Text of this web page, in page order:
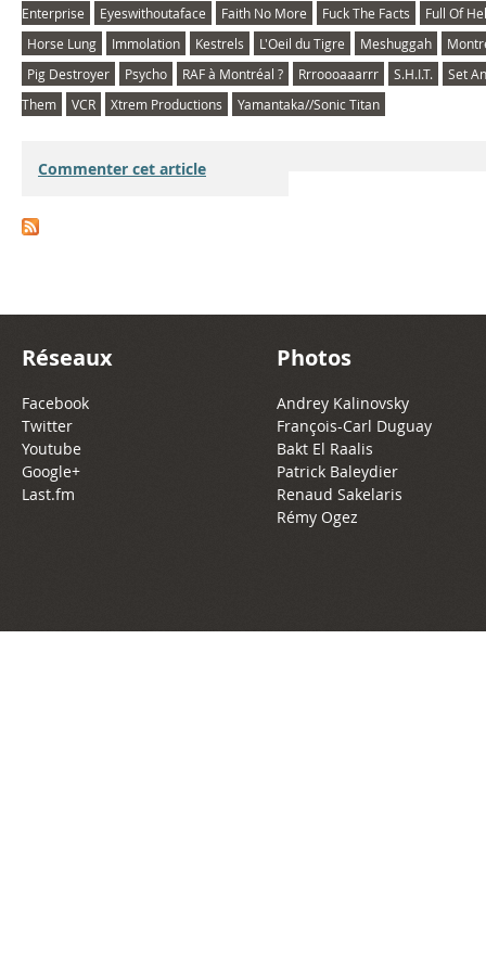
Enterprise
Eyeswithoutaface Faith No More Fuck The Facts
Full Of
Horse Lung
Immolation Kestrels L'Oeil du Tigre Meshuggah
Pig Destroyer
Psycho RAF à Montréal ? Rrroooaaarrr S.H.I.T.
Set
Them
VCR Xtrem Productions Yamantaka//Sonic Titan
Commenter cet article
Réseaux
Facebook
Twitter
Youtube
Google+
Last.fm
Photos
Andrey Kalinovsky
François-Carl Duguay
Bakt El Raalis
Patrick Baleydier
Renaud Sakelaris
Rémy Ogez